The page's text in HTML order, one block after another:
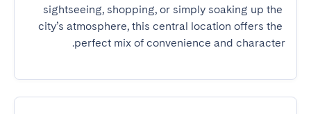
sightseeing, shopping, or simply soaking up the
city’s atmosphere, this central location offers the
perfect mix of convenience and character.